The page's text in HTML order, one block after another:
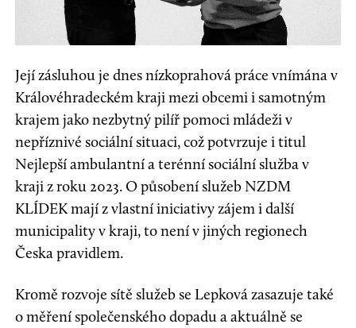
Její zásluhou je dnes nízkoprahová práce vnímána v
Královéhradeckém kraji mezi obcemi i samotným
krajem jako nezbytný pilíř pomoci mládeži v
nepříznivé sociální situaci, což potvrzuje i titul
Nejlepší ambulantní a terénní sociální služba v
kraji z roku 2023. O působení služeb NZDM
KLÍDEK mají z vlastní iniciativy zájem i další
municipality v kraji, to není v jiných regionech
Česka pravidlem.
Kromě rozvoje sítě služeb se Lepková zasazuje také
o měření společenského dopadu a aktuálně se